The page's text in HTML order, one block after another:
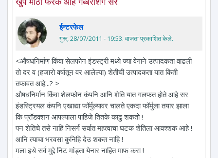
ईन्टरफेल
गुरू, 28/07/2011 - 19:53. वाजता प्रकाशित केले.
<औषधनिर्माण किंवा सेलफोन इंडस्ट्री मध्ये ज्या वेगाने उत्पादकता वाढली
तो दर व (हजारो वर्षातून वर आलेल्या) शेतीची उत्पादकता यात किती
तफावत आहे...? >
औषधनिर्मान किंवा शेलफोन कंपनि आनि शेति यात गलफत होते आहे सर
इंडस्ट्रियल कंपनि एखाद्या फॉर्मुल्यावर चालते एकदा फॉर्मुला तयार झाला
कि प्रॉडक्शन आपल्याला पाहिजे तितके काढु शकतो !
पन शेतिचे तसे नाहि निसर्ग सर्वात महत्वाचा घटक शेतिला आवश्शक आहे !
आनि त्याचा भरवसा कुनिहि देउ शकत नाहि !
मला इथे सर्व मुद्दे निट मांड्ता येनार नाहित माफ करा !